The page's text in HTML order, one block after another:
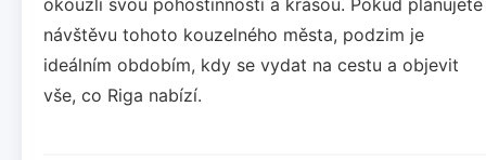
návštěvu tohoto kouzelného města, podzim je
ideálním obdobím, kdy se vydat na cestu a objevit
vše, co Riga nabízí.